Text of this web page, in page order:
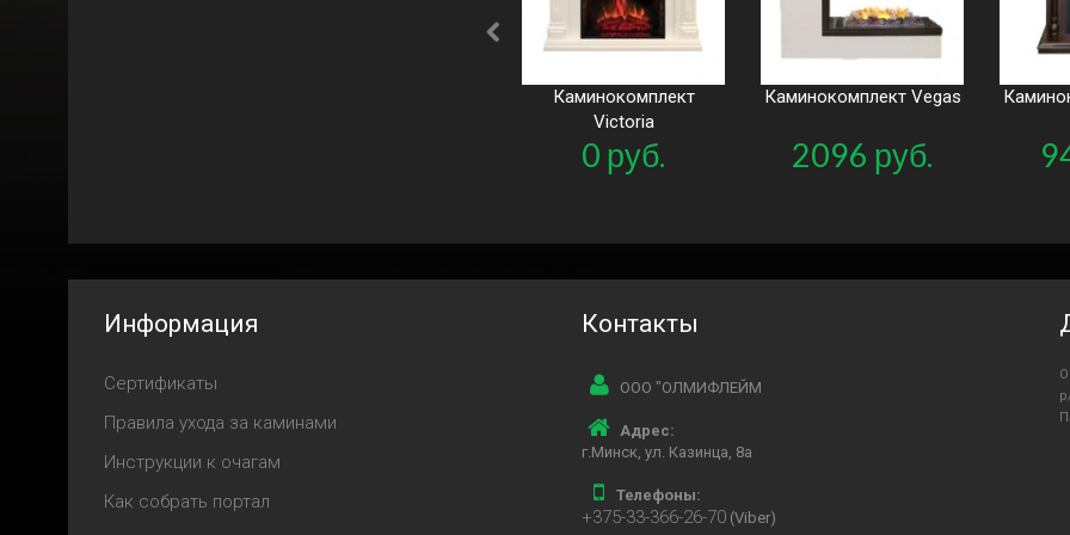
Каминокомплект
Victoria
0 руб.
Каминокомплект Vegas
2096 руб.
Информация
Сертификаты
Правила ухода за каминами
Инструкции к очагам
Как собрать портал
Контакты
ООО "ОЛМИФЛЕЙМ
Адрес:
г.Минск, ул. Казинца, 8а
Телефоны:
+375-33-366-26-70 (Viber)